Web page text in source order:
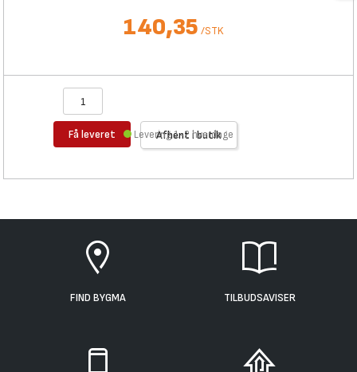
140,35 /STK
Få leveret Afhent i butik
Levering 1-2 hverdage
FIND BYGMA TILBUDSAVISER